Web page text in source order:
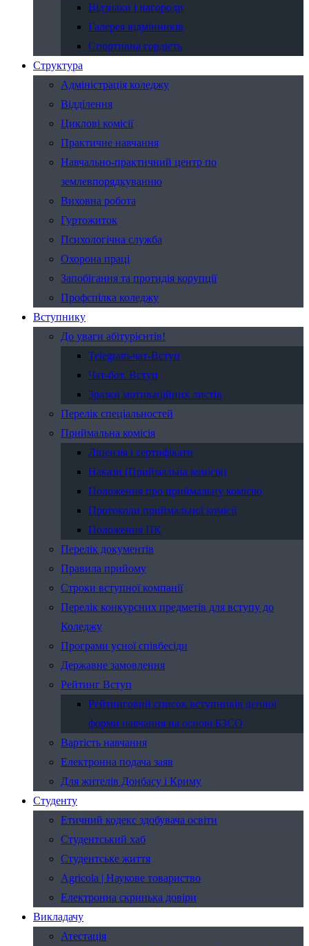
Відзнаки і нагороди
Галерея відмінників
Спортивна гордість
Структура
Адміністрація коледжу
Відділення
Циклові комісії
Практичне навчання
Навчально-практичний центр по
землевпорядкуванню
Виховна робота
Гуртожиток
Психологічна служба
Охорона праці
Запобігання та протидія корупції
Профспілка коледжу
Вступнику
До уваги абітурієнтів!
Telegram-чат-Вступ
Чат-бот. Вступ
Зразки мотиваційних листів
Перелік спеціальностей
Приймальна комісія
Ліцензія і сертифікати
Накази (Приймальна комісія)
Положення про приймальну комісію
Протоколи приймальної комісії
Положення ПК
Перелік документів
Правила прийому
Строки вступної компанії
Перелік конкурсних предметів для вступу до
Коледжу
Програми усної співбесіди
Державне замовлення
Рейтинг Вступ
Рейтинговий список вступників денної
форми навчання на основі БЗСО
Вартість навчання
Електронна подача заяв
Для жителів Донбасу і Криму
Студенту
Етичний кодекс здобувача освіти
Студентський хаб
Студентське життя
Agricola | Наукове товариство
Електронна скринька довіри
Викладачу
Атестація